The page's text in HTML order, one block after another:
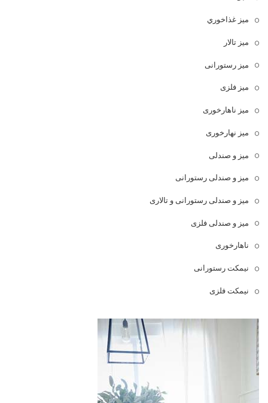
ميز غذاخوري
میز تالار
میز رستورانی
میز فلزی
میز ناهارخوری
میز نهارخوری
میز و صندلی
میز و صندلی رستورانی
میز و صندلی رستورانی و تالاری
میز و صندلی فلزی
ناهارخوری
نیمکت رستورانی
نیمکت فلزی